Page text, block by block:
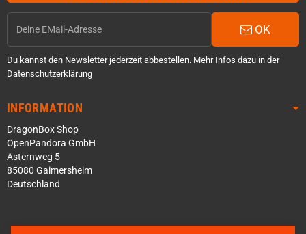
OK
Du kannst den Newsletter jederzeit abbestellen. Mehr Infos dazu in der
Datenschutzerklärung
INFORMATION
DragonBox Shop
OpenPandora GmbH
Asternweg 5
85080 Gaimersheim
Deutschland